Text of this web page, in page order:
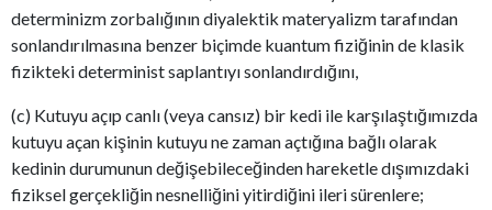
determinizm zorbalığının diyalektik materyalizm tarafından
sonlandırılmasına benzer biçimde kuantum fiziğinin de klasik
fizikteki determinist saplantıyı sonlandırdığını,
(c) Kutuyu açıp canlı (veya cansız) bir kedi ile karşılaştığımızda
kutuyu açan kişinin kutuyu ne zaman açtığına bağlı olarak
kedinin durumunun değişebileceğinden hareketle dışımızdaki
fiziksel gerçekliğin nesnelliğini yitirdiğini ileri sürenlere;